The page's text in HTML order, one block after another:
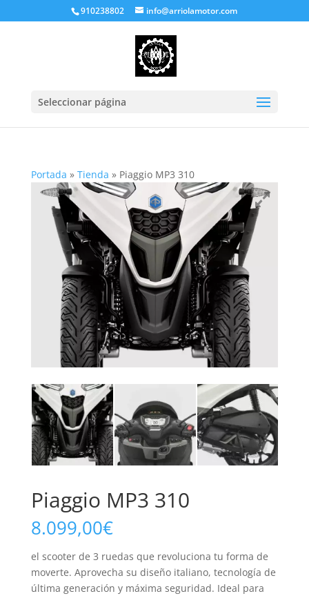
910238802 info@arriolamotor.com
Seleccionar página
Portada » Tienda » Piaggio MP3 310
Piaggio MP3 310
8.099,00€
el scooter de 3 ruedas que revoluciona tu forma de
moverte. Aprovecha su diseño italiano, tecnología de
última generación y máxima seguridad. Ideal para